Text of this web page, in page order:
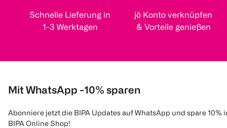
Schnelle Lieferung in
1-3 Werktagen
jö Konto verknüpfen
& Vorteile genießen
Mit WhatsApp -10% sparen
Abonniere jetzt die BIPA Updates auf WhatsApp und spare 10%
BIPA Online Shop!